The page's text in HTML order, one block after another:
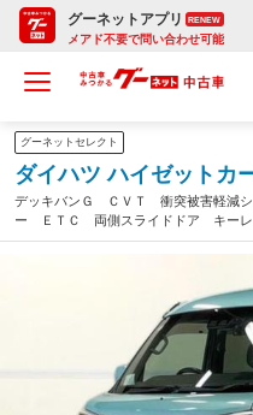
グーネットアプリ RENEW
メアド不要で問い合わせ可能
グーネットセレクト
ダイハツ ハイゼットカ
デッキバンＧ ＣＶＴ 衝突被害軽減
ー ＥＴＣ 両側スライドドア キーレ
グストップ 電動格納ミラー オート
ホイール ＥＳＣ エアコン（愛知県）